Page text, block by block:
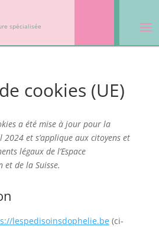
spécialisée
cookies (UE)
a été mise à jour pour la
et s’applique aux citoyens et
légaux de l’Espace
et de la Suisse.
lespedisoinsdophelie.be(ci-